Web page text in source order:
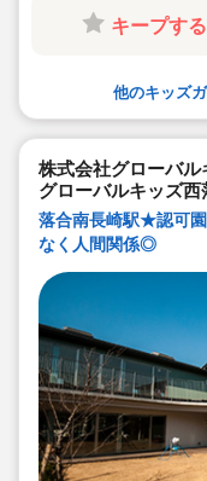
◇宿舎借り
げも相談出
◇引っ越し
◇年間休
丈夫。得意
す。先生た
園です！
キープする
他のキッズ
株式会社グローバル
グローバルキッズ
落合南長崎駅★認可
なく人間関係◎